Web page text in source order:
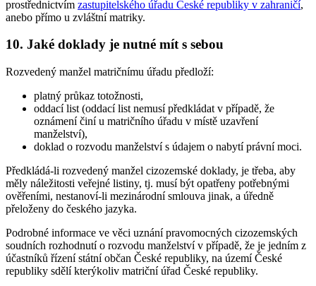
prostřednictvím zastupitelského úřadu České republiky v zahraničí,
anebo přímo u zvláštní matriky.
10. Jaké doklady je nutné mít s sebou
Rozvedený manžel matričnímu úřadu předloží:
platný průkaz totožnosti,
oddací list (oddací list nemusí předkládat v případě, že
oznámení činí u matričního úřadu v místě uzavření
manželství),
doklad o rozvodu manželství s údajem o nabytí právní moci.
Předkládá-li rozvedený manžel cizozemské doklady, je třeba, aby
měly náležitosti veřejné listiny, tj. musí být opatřeny potřebnými
ověřeními, nestanoví-li mezinárodní smlouva jinak, a úředně
přeloženy do českého jazyka.
Podrobné informace ve věci uznání pravomocných cizozemských
soudních rozhodnutí o rozvodu manželství v případě, že je jedním z
účastníků řízení státní občan České republiky, na území České
republiky sdělí kterýkoliv matriční úřad České republiky.